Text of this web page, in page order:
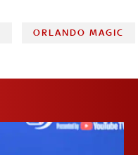
ORLANDO MAGIC